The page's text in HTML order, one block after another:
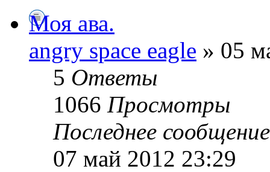
Моя ава.
angry space eagle » 05
5 Ответы
1066 Просмотры
Последнее
07 май 2012 23:29